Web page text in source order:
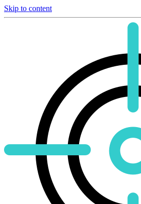
Skip to content